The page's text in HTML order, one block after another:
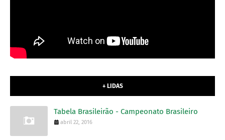
+ LIDAS
Tabela Brasileirão - Campeonato Brasileiro
abril 22, 2016